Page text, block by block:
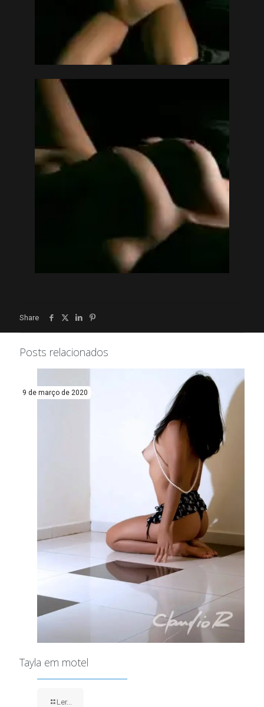
Share
Posts relacionados
9 de março de 2020
Tayla em motel
Ler...